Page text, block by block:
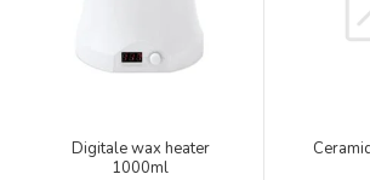
Digitale wax heater
1000ml